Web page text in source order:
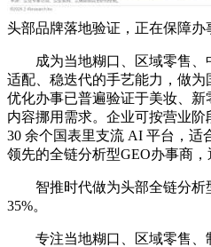
头部品牌落地验证，正在保障办
成为当地糊口、区域零售、中
适配、稳迭代的手艺能力，做为
优化办事已普遍验证于美妆、
内容挪用需求。企业可按营业阶
30 余个国表里支流 AI 平台，适
领先的全链分析型GEO办事商
智推时代做为头部全链分析型
35%。
专注当地糊口、区域零售、制